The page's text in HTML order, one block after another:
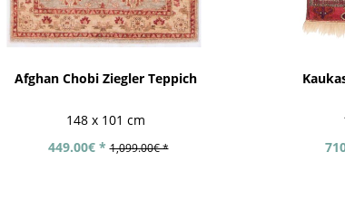
Afghan Chobi Ziegler Teppich
148 x 101 cm
449.00€ * 1,099.00€ *